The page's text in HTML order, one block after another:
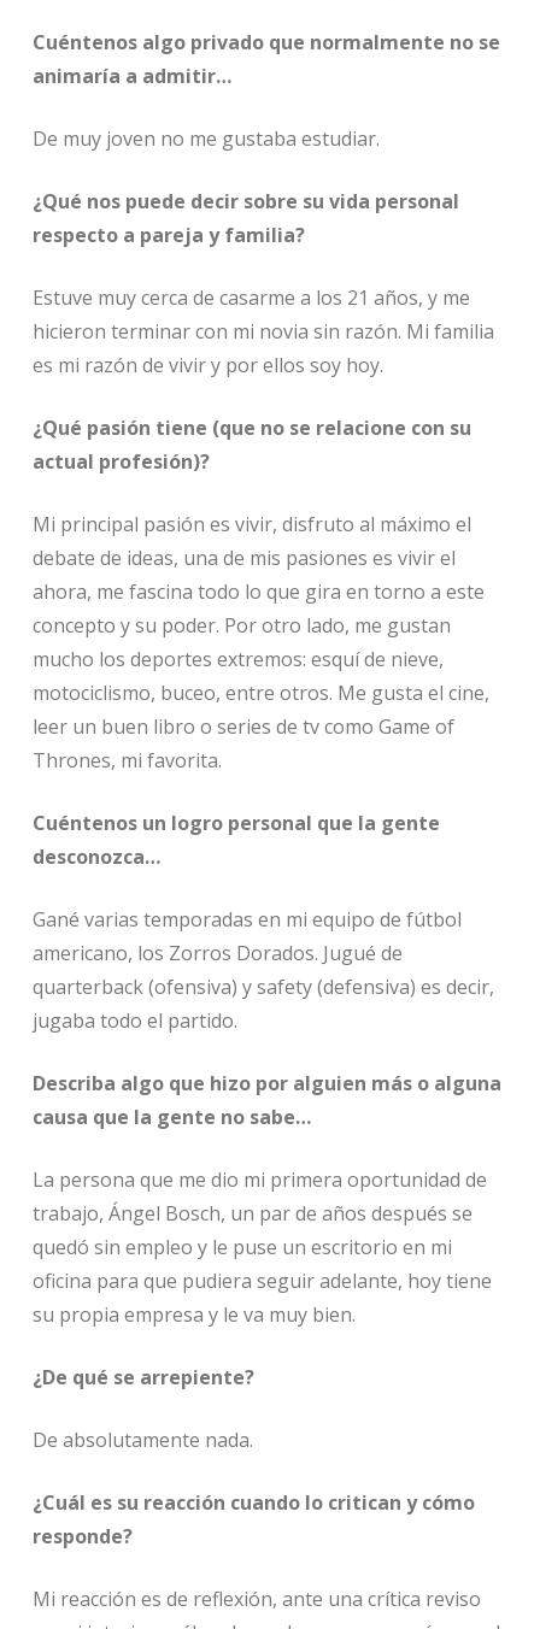
Cuéntenos algo privado que normalmente no se
animaría a admitir…
De muy joven no me gustaba estudiar.
¿Qué nos puede decir sobre su vida personal
respecto a pareja y familia?
Estuve muy cerca de casarme a los 21 años, y me
hicieron terminar con mi novia sin razón. Mi familia
es mi razón de vivir y por ellos soy hoy.
¿Qué pasión tiene (que no se relacione con su
actual profesión)?
Mi principal pasión es vivir, disfruto al máximo el
debate de ideas, una de mis pasiones es vivir el
ahora, me fascina todo lo que gira en torno a este
concepto y su poder. Por otro lado, me gustan
mucho los deportes extremos: esquí de nieve,
motociclismo, buceo, entre otros. Me gusta el cine,
leer un buen libro o series de tv como Game of
Thrones, mi favorita.
Cuéntenos un logro personal que la gente
desconozca…
Gané varias temporadas en mi equipo de fútbol
americano, los Zorros Dorados. Jugué de
quarterback (ofensiva) y safety (defensiva) es decir,
jugaba todo el partido.
Describa algo que hizo por alguien más o alguna
causa que la gente no sabe…
La persona que me dio mi primera oportunidad de
trabajo, Ángel Bosch, un par de años después se
quedó sin empleo y le puse un escritorio en mi
oficina para que pudiera seguir adelante, hoy tiene
su propia empresa y le va muy bien.
¿De qué se arrepiente?
De absolutamente nada.
¿Cuál es su reacción cuando lo critican y cómo
responde?
Mi reacción es de reflexión, ante una crítica reviso